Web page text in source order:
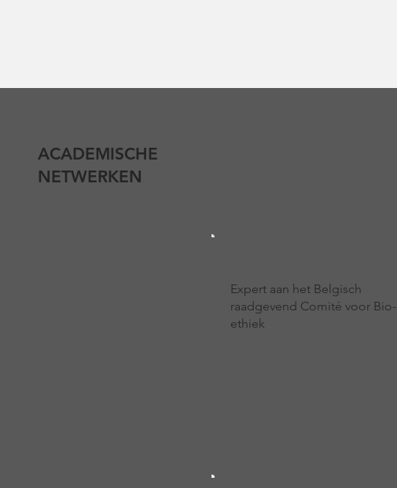
ACADEMISCHE
NETWERKEN
Expert aan het Belgisch
raadgevend Comité voor Bio-
ethiek